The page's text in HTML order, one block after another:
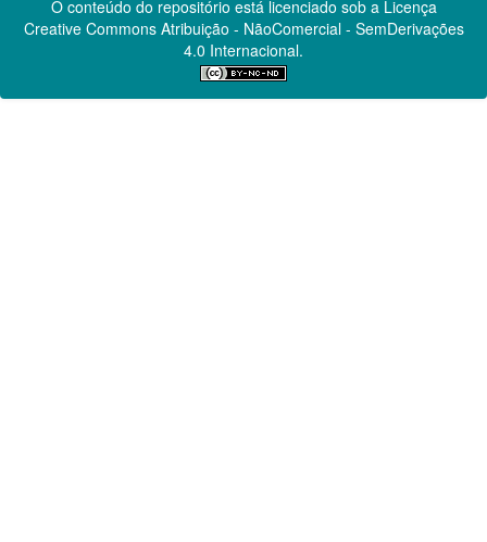
O conteúdo do repositório está licenciado sob a Licença
Creative CommonsAtribuição - NãoComercial - SemDerivações
4.0 Internacional.